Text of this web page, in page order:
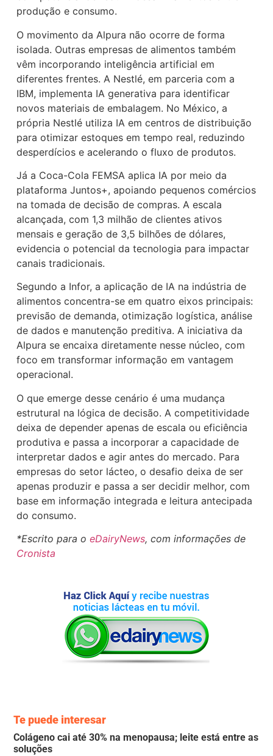
produção e consumo.
O movimento da Alpura não ocorre de forma
isolada. Outras empresas de alimentos também
vêm incorporando inteligência artificial em
diferentes frentes. A Nestlé, em parceria com a
IBM, implementa IA generativa para identificar
novos materiais de embalagem. No México, a
própria Nestlé utiliza IA em centros de distribuição
para otimizar estoques em tempo real, reduzindo
desperdícios e acelerando o fluxo de produtos.
Já a Coca-Cola FEMSA aplica IA por meio da
plataforma Juntos+, apoiando pequenos comércios
na tomada de decisão de compras. A escala
alcançada, com 1,3 milhão de clientes ativos
mensais e geração de 3,5 bilhões de dólares,
evidencia o potencial da tecnologia para impactar
canais tradicionais.
Segundo a Infor, a aplicação de IA na indústria de
alimentos concentra-se em quatro eixos principais:
previsão de demanda, otimização logística, análise
de dados e manutenção preditiva. A iniciativa da
Alpura se encaixa diretamente nesse núcleo, com
foco em transformar informação em vantagem
operacional.
O que emerge desse cenário é uma mudança
estrutural na lógica de decisão. A competitividade
deixa de depender apenas de escala ou eficiência
produtiva e passa a incorporar a capacidade de
interpretar dados e agir antes do mercado. Para
empresas do setor lácteo, o desafio deixa de ser
apenas produzir e passa a ser decidir melhor, com
base em informação integrada e leitura antecipada
do consumo.
*Escrito para oeDairyNews, com informações de
Cronista
Te puede interesar
Colágeno cai até 30% na menopausa; leite está entre as
soluções